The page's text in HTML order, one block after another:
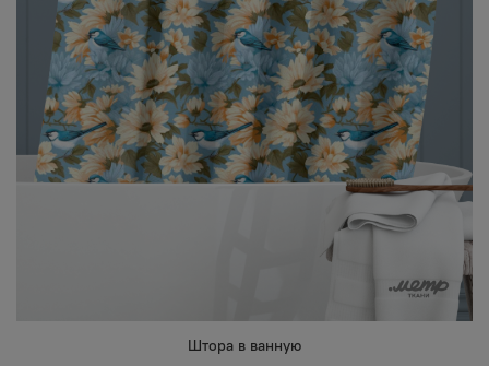
Штора в ванную